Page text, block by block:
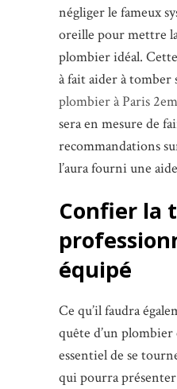
négliger le fameux
oreille pour mettre
plombier idéal.
à fait aider à tomber
plombier à Paris
sera en mesure de
recommandations
l’aura fourni une
Confier la
équipé
Ce qu’il faudra
quête d’un plombier
essentiel de se
qui pourra